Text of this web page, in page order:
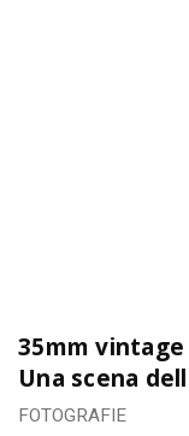
35mm vintage
Una scena
FOTOGRAFIE